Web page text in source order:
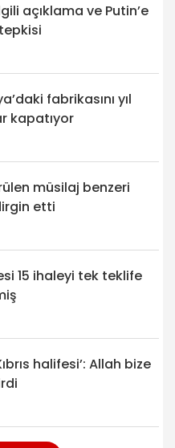
açıklama ve Putin’e
fabrikasını yıl
kapatıyor
müsilaj benzeri
etti
15 ihaleyi tek teklife
halifesi’: Allah bize